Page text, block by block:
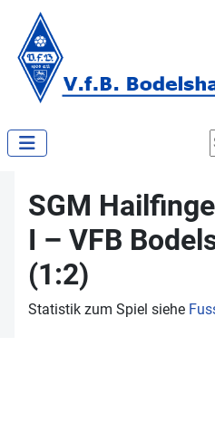
SGM
I – VFB
(1:2)
Statistik zum Spiel siehe